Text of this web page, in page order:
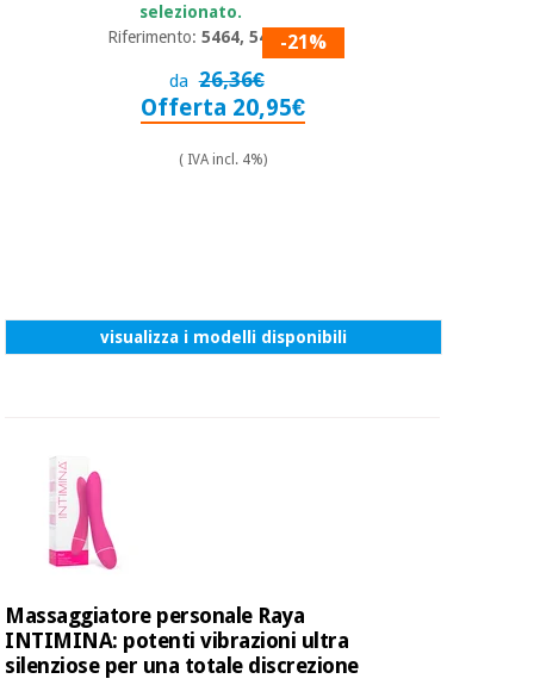
selezionato.
Riferimento:5464, 5471-21%
da 26,36€
Offerta 20,95€
( IVA incl. 4%)
visualizza i modelli disponibili
Massaggiatore personale Raya
INTIMINA: potenti vibrazioni ultra
silenziose per una totale discrezione